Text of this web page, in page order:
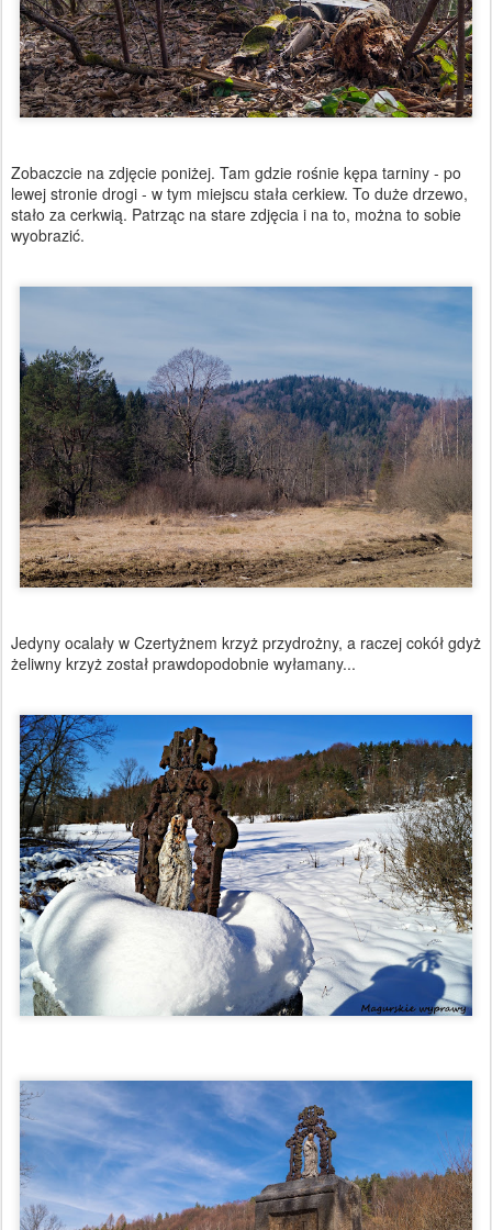
Zobaczcie na zdjęcie poniżej. Tam gdzie rośnie kępa tarniny - po
lewej stronie drogi - w tym miejscu stała cerkiew. To duże drzewo,
stało za cerkwią. Patrząc na stare zdjęcia i na to, można to sobie
wyobrazić.
Jedyny ocalały w Czertyżnem krzyż przydrożny, a raczej cokół gdyż
żeliwny krzyż został prawdopodobnie wyłamany...